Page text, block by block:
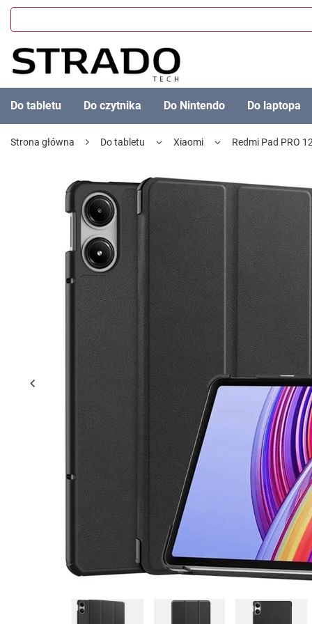
Do tabletu Do czytnika Do Nintendo Do laptopa
Strona główna Do tabletu Xiaomi Redmi Pad PRO